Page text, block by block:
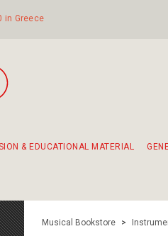
in Greece
& EDUCATIONAL MATERIAL
Musical Bookstore >